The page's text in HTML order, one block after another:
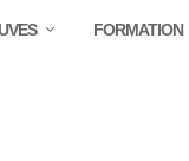
FORMATION